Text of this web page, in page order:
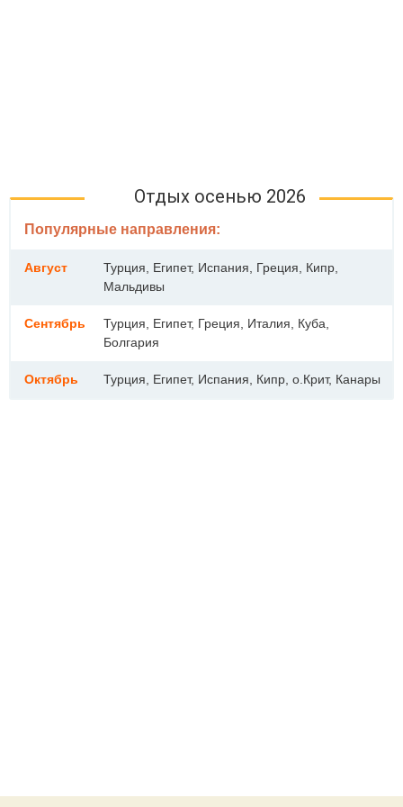
Отдых осенью 2026
Популярные направления:
Август
Турция, Египет, Испания, Греция, Кипр,
Мальдивы
Сентябрь
Турция, Египет, Греция, Италия, Куба,
Болгария
Октябрь Турция, Египет, Испания, Кипр, о.Крит, Канары